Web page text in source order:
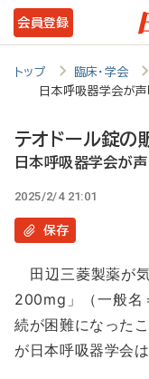
メ
イ
ツ
に
動
会員登録
トップ 臨床・学会
日本呼吸器学会が声
テオドール錠の
日本呼吸器学会が声
2025/2/4 21:01
保存
田辺三菱製薬が
200mg」（一般名
続が困難になった
が日本呼吸器学会